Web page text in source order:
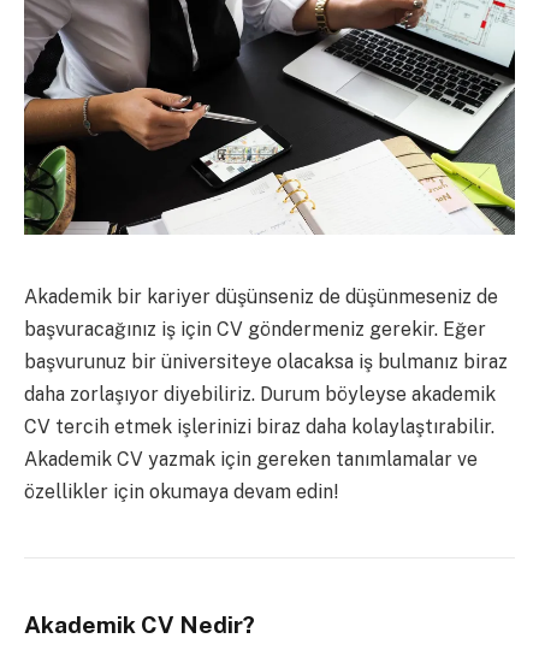
Akademik bir kariyer düşünseniz de düşünmeseniz de
başvuracağınız iş için CV göndermeniz gerekir. Eğer
başvurunuz bir üniversiteye olacaksa iş bulmanız biraz
daha zorlaşıyor diyebiliriz. Durum böyleyse akademik
CV tercih etmek işlerinizi biraz daha kolaylaştırabilir.
Akademik CV yazmak için gereken tanımlamalar ve
özellikler için okumaya devam edin!
Akademik CV Nedir?